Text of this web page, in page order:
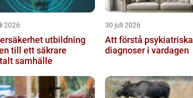
2026
utbildning
till ett säkrare
samhälle
30 juli 2026
Att förstå psykiatriska
diagnoser i vardagen